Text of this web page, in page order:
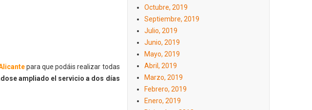
para que podáis realizar todas
ampliado el servicio a dos días
Octubre, 2019
Septiembre, 2019
Julio, 2019
Junio, 2019
Mayo, 2019
Abril, 2019
Marzo, 2019
Febrero, 2019
Enero, 2019